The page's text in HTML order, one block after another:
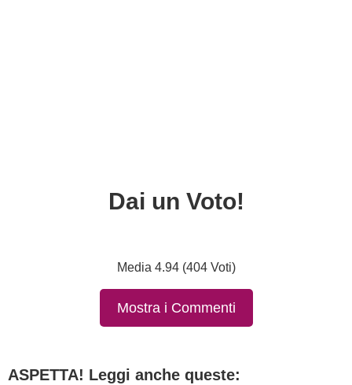
Dai un Voto!
Media 4.94 (404 Voti)
Mostra i Commenti
ASPETTA! Leggi anche queste: